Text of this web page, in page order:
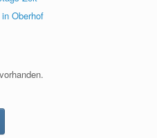
Oberhof